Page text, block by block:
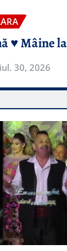
♥️ Mâine
iul. 30, 2026